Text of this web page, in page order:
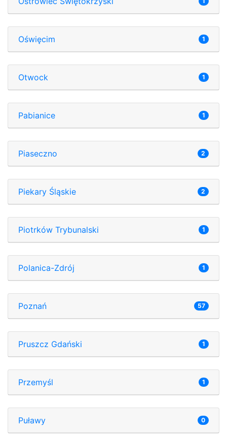
Oświęcim 1
Otwock 1
Pabianice 1
Piaseczno 2
Piekary Śląskie 2
Piotrków Trybunalski 1
Polanica-Zdrój 1
Poznań 57
Pruszcz Gdański 1
Przemyśl 1
Puławy 0